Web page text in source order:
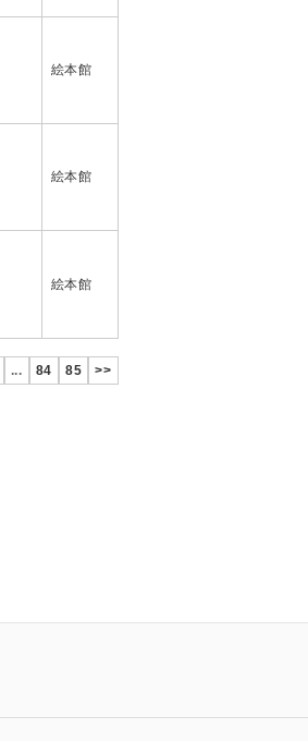
絵本館
絵本館
絵本館
... 84 85 >>